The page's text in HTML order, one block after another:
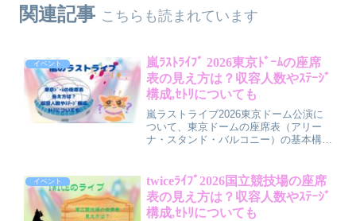
関連記事 こちらも読まれています
イベント
嵐ﾗｽﾄﾗｲﾌﾞ 2026東京ﾄﾞｰﾑの座席
表の見え方は？収容人数やｽﾃｰｼﾞ
構成,ｾﾄﾘについても
嵐ラストライブ2026東京ドーム公演に
ついて、東京ドームの座席表（アリー
ナ・スタンド・バルコニー）の基本構成
向を解説しつつ、札幌ドーム公演の情報
をもとにステージ構成やセトリの特徴を
予想してまとめています。
イベント
twiceﾗｲﾌﾞ2026国立競技場の座席
表の見え方は？収容人数やｽﾃｰｼﾞ
構成,ｾﾄﾘについても